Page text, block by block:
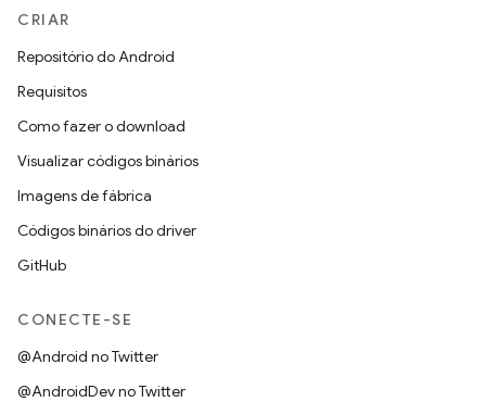
CRIAR
Repositório do Android
Requisitos
Como fazer o download
Visualizar códigos binários
Imagens de fábrica
Códigos binários do driver
GitHub
CONECTE-SE
@Android no Twitter
@AndroidDev no Twitter